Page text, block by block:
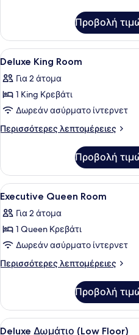
Queen
Room
Προβολή
Προβολή
όλων
των
φωτογραφιών
για
Deluxe
12
Deluxe King Room
Για 2 άτομα
1 King Κρεβάτι
Δωρεάν ασύρματο ίντερνετ
Περισσότερες λεπτομέρειες
Περισσότερες
King
Room
Προβολή
Προβολή
όλων
των
φωτογραφιών
για
Executive
5
Executive Queen Room
Για 2 άτομα
1 Queen Κρεβάτι
Δωρεάν ασύρματο ίντερνετ
Περισσότερες λεπτομέρειες
Περισσότερες
Queen
Room
Προβολή
Προβολή
11
Deluxe Δωμάτιο (Low Floor)